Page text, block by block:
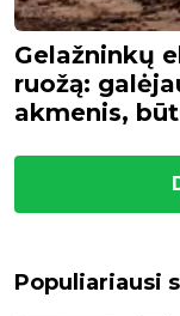
Gelažninkų
ruožą:
akmenis,
Populiariausi